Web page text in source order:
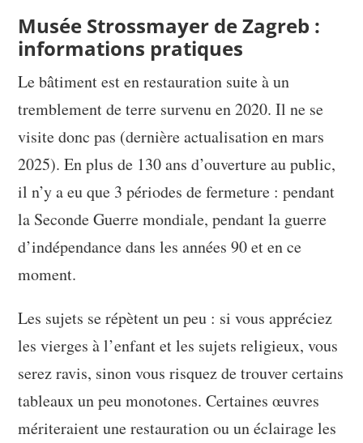
Musée Strossmayer de Zagreb :
informations pratiques
Le bâtiment est en restauration suite à un
tremblement de terre survenu en 2020. Il ne se
visite donc pas (dernière actualisation en mars
2025). En plus de 130 ans d’ouverture au public,
il n’y a eu que 3 périodes de fermeture : pendant
la Seconde Guerre mondiale, pendant la guerre
d’indépendance dans les années 90 et en ce
moment.
Les sujets se répètent un peu : si vous appréciez
les vierges à l’enfant et les sujets religieux, vous
serez ravis, sinon vous risquez de trouver certains
tableaux un peu monotones. Certaines œuvres
mériteraient une restauration ou un éclairage les